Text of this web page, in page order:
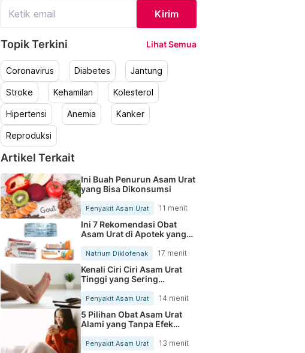
Kirim
Topik Terkini Lihat Semua
Coronavirus Diabetes Jantung
Stroke Kehamilan Kolesterol
Hipertensi Anemia Kanker
Reproduksi
Artikel Terkait
Ini Buah Penurun Asam Urat
yang Bisa Dikonsumsi
Penyakit Asam Urat 11 menit
Ini 7 Rekomendasi Obat
Asam Urat di Apotek yang
Natrium Diklofenak 17 menit
Kenali Ciri Ciri Asam Urat
Tinggi yang Sering
Diabaikan
Penyakit Asam Urat 14 menit
5 Pilihan Obat Asam Urat
Alami yang Tanpa Efek
Penyakit Asam Urat 13 menit